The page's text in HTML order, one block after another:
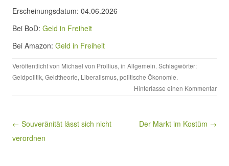
Erscheinungsdatum: 04.06.2026
Bei BoD: Geld in Freiheit
Bei Amazon: Geld in Freiheit
Veröffentlicht von Michael von Prollius, in Allgemein. Schlagwörter:
Geldpolitik, Geldtheorie, Liberalismus, politische Ökonomie.
Hinterlasse einen Kommentar
Beitragsnavigation
← Souveränität lässt sich nicht
verordnen
Der Markt im Kostüm →